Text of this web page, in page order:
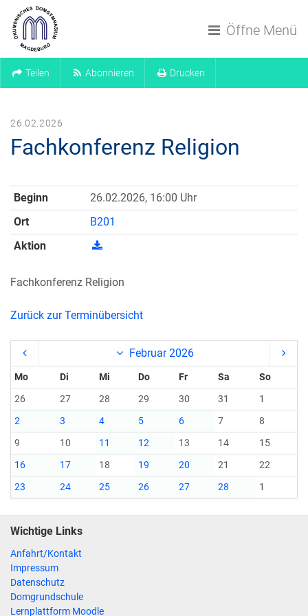
Öffne Menü
Teilen Abonnieren Drucken
26.02.2026
Fachkonferenz Religion
Beginn
26.02.2026, 16:00 Uhr
Ort
B201
Aktion
Fachkonferenz Religion
Zurück zur Terminübersicht
Februar 2026
Mo Di Mi Do Fr Sa
So
26
27 28 29 30 31
1
2
3 4 5 6 7
8
9
10 11 12 13 14
15
16
17 18 19 20 21
22
23
24 25 26 27 28 1
Wichtige Links
Anfahrt/Kontakt
Impressum
Datenschutz
Domgrundschule
Lernplattform Moodle